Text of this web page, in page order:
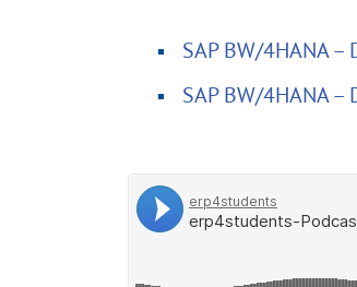
SAP BW/4HANA
SAP BW/4HANA